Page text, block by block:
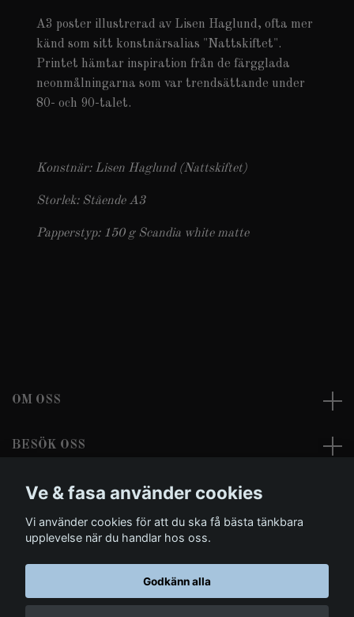
A3 poster illustrerad av Lisen Haglund, ofta mer
känd som sitt konstnärsalias "Nattskiftet".
Printet hämtar inspiration från de färgglada
neonmålningarna som var trendsättande under
80- och 90-talet.
Konstnär: Lisen Haglund (Nattskiftet)
Storlek: Stående A3
Papperstyp: 150 g Scandia white matte
OM OSS
BESÖK OSS
LÄS MER
Sociala medier
Ve & fasa använder cookies
Vi använder cookies för att du ska få bästa tänkbara
upplevelse när du handlar hos oss.
Godkänn alla